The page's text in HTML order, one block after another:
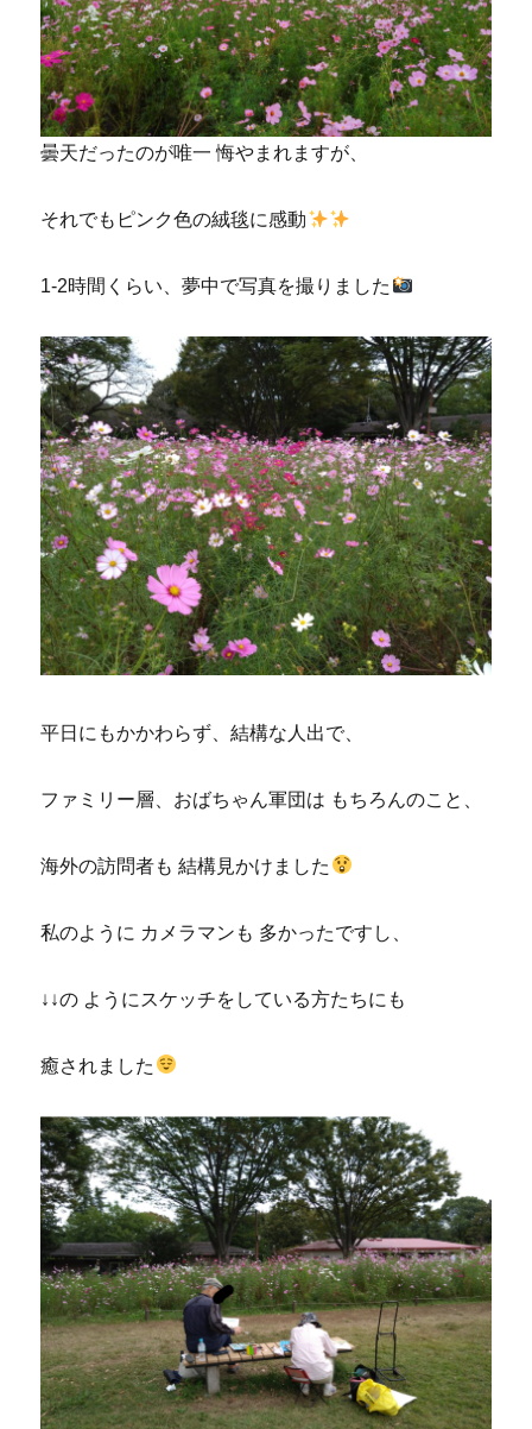
曇天だったのが唯一 悔やまれますが、
それでもピンク色の絨毯に感動
1-2時間くらい、夢中で写真を撮りました
平日にもかかわらず、結構な人出で、
ファミリー層、おばちゃん軍団は もちろんのこと、
海外の訪問者も 結構見かけました
私のように カメラマンも 多かったですし、
↓↓の ようにスケッチをしている方たちにも
癒されました